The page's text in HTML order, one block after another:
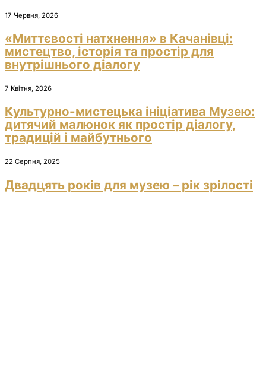
17 Червня, 2026
«Миттєвості натхнення» в Качанівці:
мистецтво, історія та простір для
внутрішнього діалогу
7 Квітня, 2026
Культурно-мистецька ініціатива Музею:
дитячий малюнок як простір діалогу,
традицій і майбутнього
22 Серпня, 2025
Двадцять років для музею – рік зрілості